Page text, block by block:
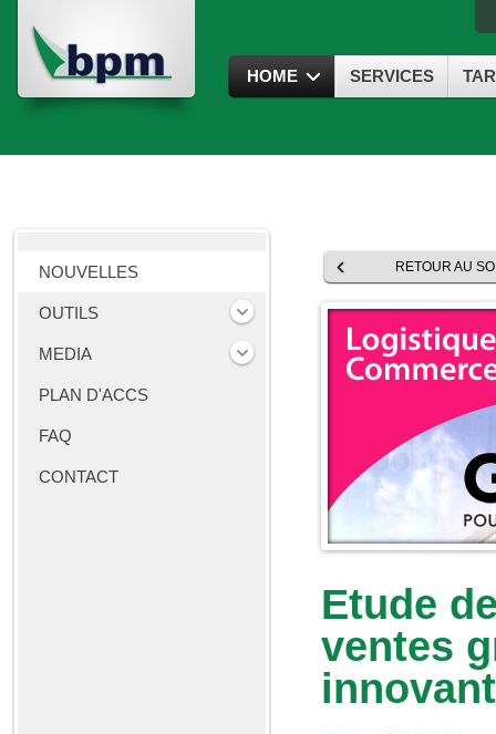
HOME SERVICES
RETOUR AU
Etude
ventes
NOUVELLES
OUTILS
MEDIA
PLAN D'ACCS
FAQ
CONTACT